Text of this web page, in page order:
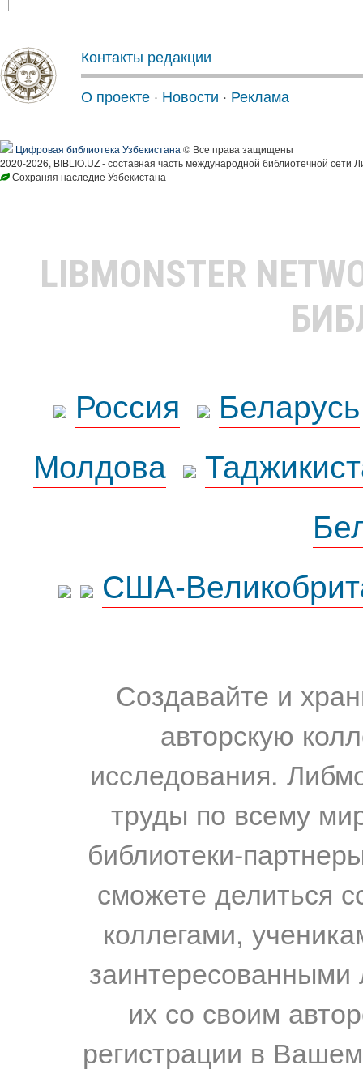
Контакты редакции
О проекте · Новости · Реклама
Цифровая библиотека Узбекистана © Все права защищены
2020-2026, BIBLIO.UZ - составная часть международной библиотечной сети
Сохраняя наследие Узбекистана
LIBMONSTER
Россия
Беларусь
Молдова
США-
Создавайте и
авторскую
исследования.
труды по всему
библиотеки-
сможете делиться
коллегами,
их со своим
регистрации в